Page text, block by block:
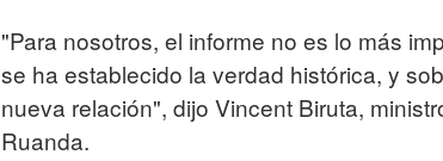
"Para nosotros, el informe no es lo más
se ha establecido la verdad histórica, y
nueva relación", dijo Vincent Biruta,
Ruanda.